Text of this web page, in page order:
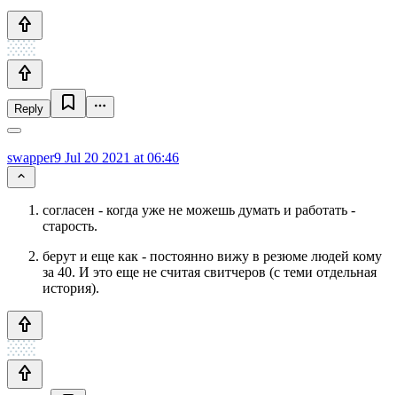
Reply
swapper9 Jul 20 2021 at 06:46
согласен - когда уже не можешь думать и работать -
старость.
берут и еще как - постоянно вижу в резюме людей кому
за 40. И это еще не считая свитчеров (с теми отдельная
история).